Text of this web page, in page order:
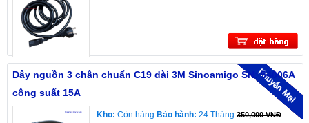
Dây nguồn 3 chân chuẩn C19 dài 3M Sinoamigo SN: 54006A
công suất 15A
Kho: Còn hàng.Bảo hành: 24 Tháng.350,000 VNĐ